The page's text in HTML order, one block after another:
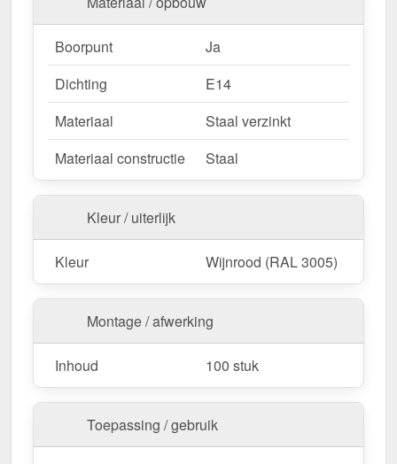
Boorpunt
Ja
Dichting
E14
Materiaal
Staal verzinkt
Materiaal constructie
Staal
Kleur / uiterlijk
Kleur Wijnrood (RAL 3005)
Montage / afwerking
Inhoud 100 stuk
Toepassing / gebruik